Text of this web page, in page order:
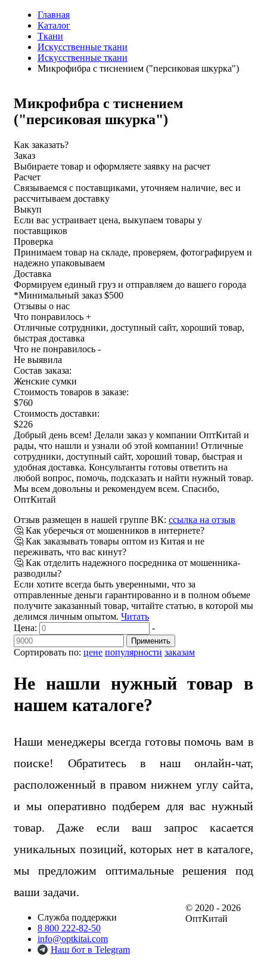
Главная
Каталог
Ткани
Искусственные ткани
Искусственные ткани
Микрофибра с тиснением ("персиковая шкурка")
Микрофибра с тиснением
("персиковая шкурка")
Как заказать?
Заказ
Выбираете товар и оформляете заявку на расчет
Расчет
Связываемся с поставщиками, уточняем наличие, вес и
рассчитываем доставку
Выкуп
Если вас устраивает цена, выкупаем товары у
поставщиков
Проверка
Принимаем товар на складе, проверяем, фотографируем и
надежно упаковываем
Доставка
Формируем единый груз и отправляем до вашего города
*Минимальный заказ $500
Отзывы о нас
Что понравилось +
Отличные сотрудники, доступный сайт, хороший товар,
быстрая доставка
Что не понравилось -
Не выявила
Состав заказа:
Женские сумки
Стоимость товаров в заказе:
$760
Стоимость доставки:
$226
Добрый день всем! Делали заказ у компании ОптКитай и
рады, что нашли и узнали об этой компании! Отличные
сотрудники, доступный сайт, хороший товар, быстрая и
удобная доставка. Консультанты готовы ответить на
любой вопрос, помочь, подсказать и найти нужный товар.
Мы всем довольны и рекомендуем всем. Спасибо,
ОптКитай
Отзыв размещен в нашей группе ВК: ссылка на отзыв
🤔 Как уберечься от мошенников в интернете?
🤔 Как заказывать товары оптом из Китая и не
переживать, что вас кинут?
🤔 Как отделить надежного посредника от мошенника-
разводилы?
Если хотите всегда быть уверенными, что за
отправленные деньги гарантированно и в полном объеме
получите заказанный товар, читайте статью, в которой мы
делимся личным опытом. Читать
Сортировать по: цене популярности заказам
Цена: -
Применить
Не нашли нужный товар в
нашем каталоге?
Наши менеджеры всегда готовы помочь вам в
поиске! Обратитесь в наш онлайн-чат,
расположенный в правом нижнем углу сайта,
и мы оперативно подберем для вас нужный
товар. Даже если ваш запрос касается
уникальных позиций, которых нет в каталоге,
мы предложим оптимальные решения под
ваши задачи.
Служба поддержки
8 800 222-82-50
info@optkitai.com
Наш бот в Telegram
© 2020 - 2026
ОптКитай